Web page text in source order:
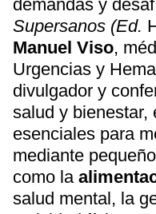
demandas y
Supersanos (Ed.
Manuel Viso,
Urgencias y
divulgador y
salud y bienestar,
esenciales para
mediante
como la
salud mental, la